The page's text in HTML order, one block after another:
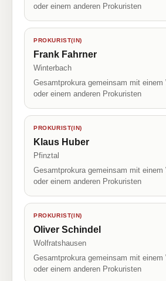
oder einem anderen Prokuristen
PROKURIST(IN)
Frank Fahrner
Winterbach
Gesamtprokura gemeinsam mit einem
oder einem anderen Prokuristen
PROKURIST(IN)
Klaus Huber
Pfinztal
Gesamtprokura gemeinsam mit einem
oder einem anderen Prokuristen
PROKURIST(IN)
Oliver Schindel
Wolfratshausen
Gesamtprokura gemeinsam mit einem
oder einem anderen Prokuristen